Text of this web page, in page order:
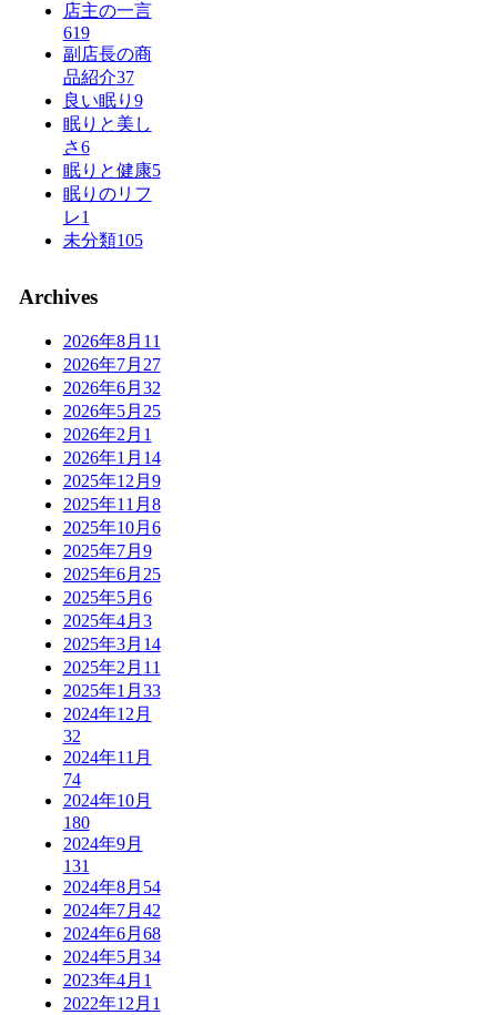
店主の一言
619
副店長の商
品紹介37
良い眠り 9
眠りと美し
さ6
眠りと健康5
眠りのリフ
レ1
未分類105
Archives
2026年8月 11
2026年7月 27
2026年6月 32
2026年5月 25
2026年2月 1
2026年1月 14
2025年12月 9
2025年11月 8
2025年10月 6
2025年7月 9
2025年6月 25
2025年5月 6
2025年4月 3
2025年3月 14
2025年2月 11
2025年1月 33
2024年12月
32
2024年11月
74
2024年10月
180
2024年9月
131
2024年8月 54
2024年7月 42
2024年6月 68
2024年5月 34
2023年4月 1
2022年12月 1